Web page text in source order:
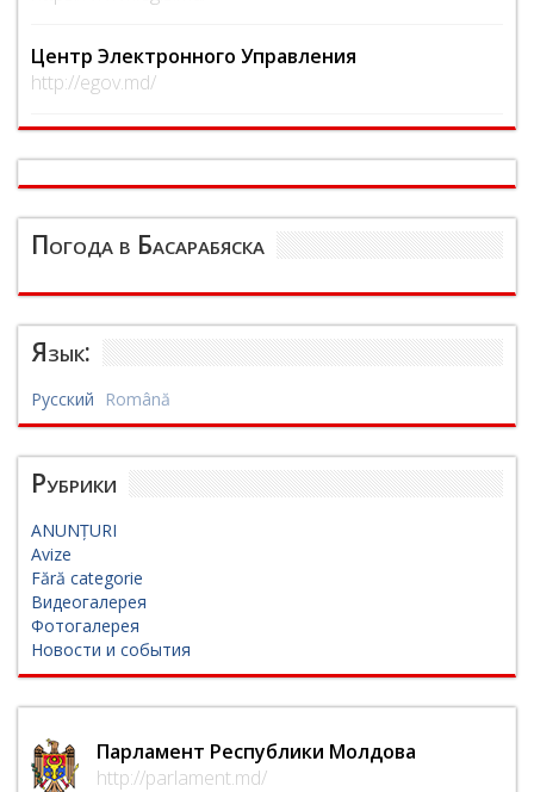
Центр Электронного Управления
http://egov.md/
Погода в Басарабяска
Язык:
Русский Română
Рубрики
ANUNȚURI
Avize
Fără categorie
Видеогалерея
Фотогалерея
Новости и события
Парламент Республики Молдова
http://parlament.md/